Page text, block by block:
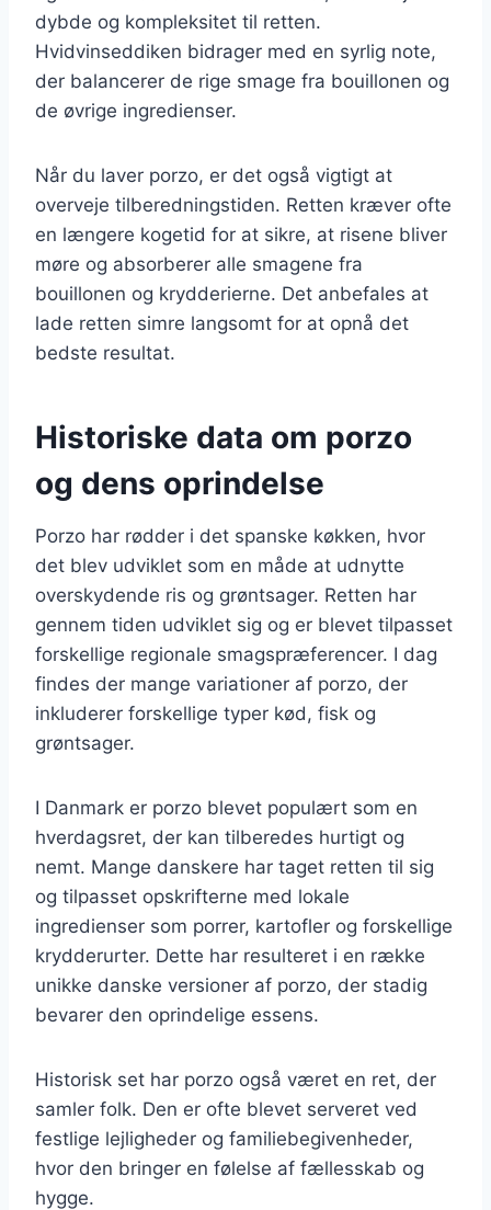
dybde og kompleksitet til retten.
Hvidvinseddiken bidrager med en syrlig note,
der balancerer de rige smage fra bouillonen og
de øvrige ingredienser.
Når du laver porzo, er det også vigtigt at
overveje tilberedningstiden. Retten kræver ofte
en længere kogetid for at sikre, at risene bliver
møre og absorberer alle smagene fra
bouillonen og krydderierne. Det anbefales at
lade retten simre langsomt for at opnå det
bedste resultat.
Historiske data om porzo
og dens oprindelse
Porzo har rødder i det spanske køkken, hvor
det blev udviklet som en måde at udnytte
overskydende ris og grøntsager. Retten har
gennem tiden udviklet sig og er blevet tilpasset
forskellige regionale smagspræferencer. I dag
findes der mange variationer af porzo, der
inkluderer forskellige typer kød, fisk og
grøntsager.
I Danmark er porzo blevet populært som en
hverdagsret, der kan tilberedes hurtigt og
nemt. Mange danskere har taget retten til sig
og tilpasset opskrifterne med lokale
ingredienser som porrer, kartofler og forskellige
krydderurter. Dette har resulteret i en række
unikke danske versioner af porzo, der stadig
bevarer den oprindelige essens.
Historisk set har porzo også været en ret, der
samler folk. Den er ofte blevet serveret ved
festlige lejligheder og familiebegivenheder,
hvor den bringer en følelse af fællesskab og
hygge.